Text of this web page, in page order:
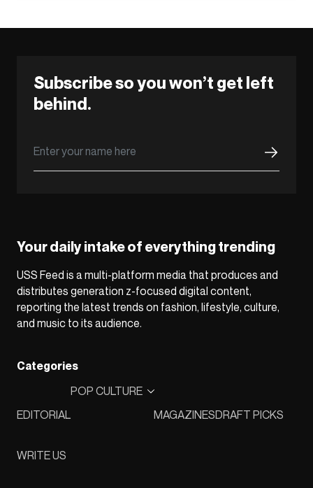
Subscribe so you won’t get left
behind.
Your daily intake of everything trending
USS Feed is a multi-platform media that produces and
distributes generation z-focused digital content,
reporting the latest trends on fashion, lifestyle, culture,
and music to its audience.
Categories
EDITORIAL
POP CULTURE
MAGAZINESDRAFT PICKS
WRITE US